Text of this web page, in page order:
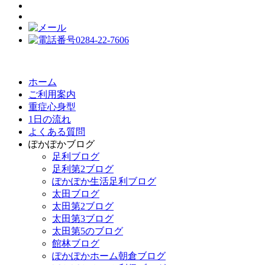
ホーム
ご利用案内
重症心身型
1日の流れ
よくある質問
ぽかぽかブログ
足利ブログ
足利第2ブログ
ぽかぽか生活足利ブログ
太田ブログ
太田第2ブログ
太田第3ブログ
太田第5のブログ
館林ブログ
ぽかぽかホーム朝倉ブログ